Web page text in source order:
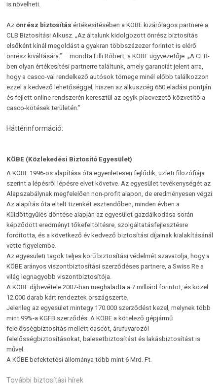
is növelheti.
Az önrész biztosítás értékesítésében a KÖBE kizárólagos partnere a
CLB Biztosítási Alkusz. „Az általunk kidolgozott önrész biztosítás
elsőként kínál megoldást a gyakran többszázezer forintot is elérő
önrész kiváltására.” – mondta Lilli Róbert, a KÖBE ügyvezetője. „A CLB-
ben olyan értékesítési partnerre találtunk, amely garanciát jelent arra,
hogy a casco-val rendelkező autósok tömege minél előbb találkozzon
ezzel a kedvező lehetőséggel, hiszen az alkuszcég 650 eladási pontján
és fejlett online rendszerén keresztül az egyik piacvezető közvetítő a
casco-kötések területén.”
Háttérinformáció:
KÖBE (Közlekedési Biztosító Egyesület)
A KÖBE 1996-os alapítása óta egyenletesen fejlődik, üzleti filozófiája
szerint a lépésről lépésre elvet követve. Az egyesület tevékenységét az
Alapszabálynak megfelelően non-profit alapon, de eredményesen végzi.
Az alapítás óta eltelt tizenkét esztendőben, minden évben a
Küldöttgyűlés döntése alapján az egyesület gazdálkodása során
képződött eredményt tőkefeltöltésre, szolgáltatásfejlesztésre
fordította, és a következő év kedvező biztosítási díjainak kialakításánál
vette figyelembe.
Az egyesületi tagok teljes körű biztosítási védelmét szavatolja, hogy a
KÖBE arányos viszontbiztosítási szerződéses partnere, a Swiss Re a
világ legnagyobb viszontbiztosítója.
A KÖBE díjbevétele 2007-ban meghaladta a 7 milliárd forintot, és közel
12.000 darab kárt rendeztek országszerte.
Jelenleg az egyesület mintegy 170.000 szerződést kezel, melynek több
mint 99%-a KGFB szerződés. A KÖBE a kötelező gépjármű
felelősségbiztosítás mellett cascót, árufuvarozói
felelősségbiztosításokat, balesetbiztosítást és lakásbiztosítást is
művel.
A KÖBE befektetési állománya több mint 6 Mrd. Ft.
További biztosítási hírek